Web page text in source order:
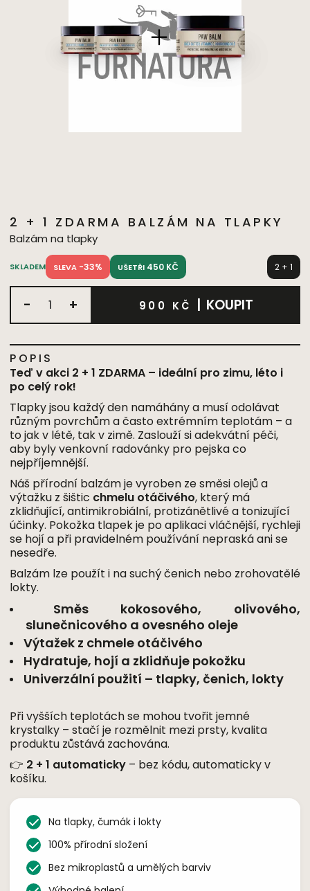
2 + 1 ZDARMA BALZÁM NA TLAPKY
Balzám na tlapky
POPIS
Teď v akci 2 + 1 ZDARMA – ideální pro zimu, léto i
po celý rok!
Tlapky jsou každý den namáhány a musí odolávat
různým povrchům a často extrémním teplotám – a
to jak v létě, tak v zimě. Zaslouží si adekvátní péči,
aby byly venkovní radovánky pro pejska co
nejpříjemnější.
Náš přírodní balzám je vyroben ze směsi olejů a
výtažku z šištic chmelu otáčivého, který má
zklidňující, antimikrobiální, protizánětlivé a tonizující
účinky. Pokožka tlapek je po aplikaci vláčnější, rychleji
se hojí a při pravidelném používání nepraská ani se
nesedře.
Balzám lze použít i na suchý čenich nebo zrohovatělé
lokty.
Směs kokosového, olivového,
slunečnicového a ovesného oleje
Výtažek z chmele otáčivého
Hydratuje, hojí a zklidňuje pokožku
Univerzální použití – tlapky, čenich, lokty
Při vyšších teplotách se mohou tvořit jemné
krystalky – stačí je rozmělnit mezi prsty, kvalita
produktu zůstává zachována.
👉 2 + 1 automaticky – bez kódu, automaticky v
košíku.
Na tlapky, čumák i lokty
100% přírodní složení
Bez mikroplastů a umělých barviv
SKLADEM SLEVA -33% UŠETŘI 450 KČ 2 + 1
- + 900 KČ | KOUPIT